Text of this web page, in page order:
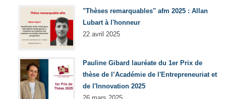
"Thèses remarquables" afm 2025 : Allan
Lubart à l'honneur
22 avril 2025
Pauline Gibard lauréate du 1er Prix de
thèse de l’Académie de l'Entrepreneuriat et
de l'Innovation 2025